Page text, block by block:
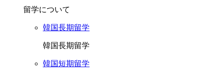
留学について
韓国長期留学
韓国長期留学
韓国短期留学